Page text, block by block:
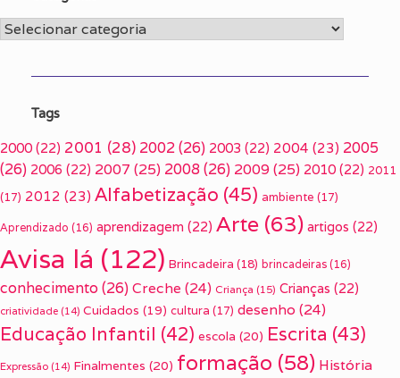
Categorias
Tags
2000 (22) 2001 (28) 2002(26) 2003 (22) 2004 (23) 2005
(26) 2006 (22) 2007 (25) 2008(26) 2009(25) 2010 (22) 2011
(17) 2012 (23) Alfabetização (45) ambiente (17)
Aprendizado (16) aprendizagem (22) Arte (63) artigos (22)
Avisa lá (122) Brincadeira (18) brincadeiras (16)
conhecimento(26) Creche (24) Criança (15) Crianças (22)
criatividade (14) Cuidados (19) cultura (17) desenho (24)
Educação Infantil (42) escola (20) Escrita (43)
Expressão (14) Finalmentes (20) formação (58) História